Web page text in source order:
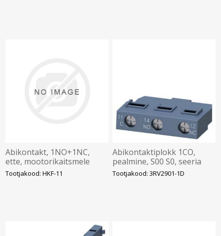
Abikontakt, 1NO+1NC,
ette, mootorikaitsmele
MS325, ABB
Tootjakood: HKF-11
Abikontaktiplokk 1CO,
pealmine, S00 S0, seeria
3RV2, Siemens
Tootjakood: 3RV2901-1D